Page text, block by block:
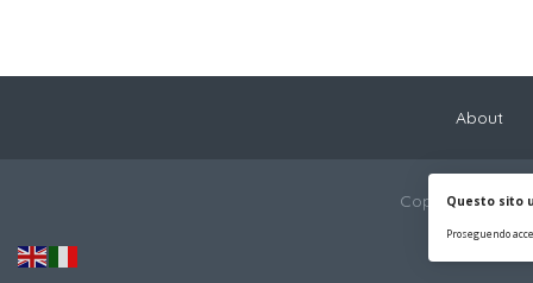
About
Copyright ©Questo sito
Proseguendo